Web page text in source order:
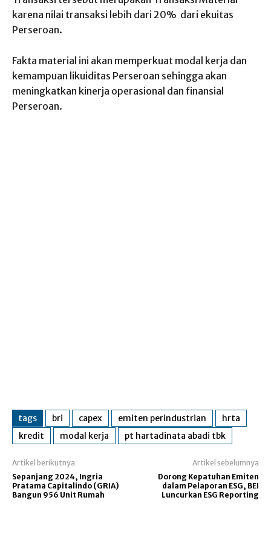
karena nilai transaksi lebih dari 20% dari ekuitas
Perseroan.
Fakta material ini akan memperkuat modal kerja dan
kemampuan likuiditas Perseroan sehingga akan
meningkatkan kinerja operasional dan finansial
Perseroan.
tags bri capex emiten perindustrian
hrta
kredit
modal kerja pt hartadinata abadi tbk
Artikel berikutnya
Sepanjang 2024, Ingria
Pratama Capitalindo (GRIA)
Bangun 956 Unit Rumah
Artikel sebelumnya
Dorong Kepatuhan Emiten
dalam Pelaporan ESG, BEI
Luncurkan ESG Reporting